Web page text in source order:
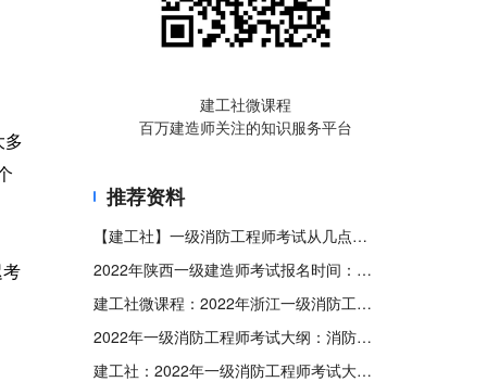
多
建工社微课程
百万建造师关注的知识服务平台
推荐资料
【建工社】一级消防工程师考试从几点考到几点?
2022年陕西一级建造师考试报名时间：9月19日-26日
建工社微课程：2022年浙江一级消防工程师考试考生防疫须知
2022年一级消防工程师考试大纲：消防安全技术综合能力
建工社：2022年一级消防工程师考试大纲：消防安全案例分析